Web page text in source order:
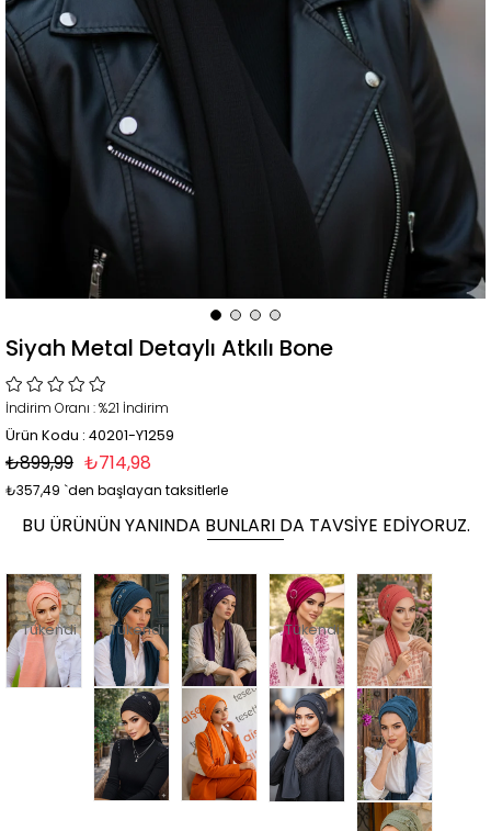
Siyah Metal Detaylı Atkılı Bone
İndirim Oranı :%21 İndirim
Ürün Kodu : 40201-Y1259
₺899,99 ₺714,98
₺357,49 `den başlayan taksitlerle
BU ÜRÜNÜN YANINDA BUNLARI DA TAVSIYE EDIYORUZ.
Tükendi Tükendi Tükendi